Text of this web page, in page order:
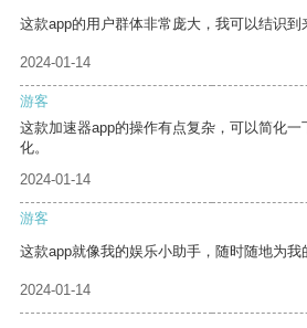
这款app的用户群体非常庞大，我可以结识到
2024-01-14
游客
这款加速器app的操作有点复杂，可以简化
化。
2024-01-14
游客
这款app就像我的娱乐小助手，随时随地为我
2024-01-14